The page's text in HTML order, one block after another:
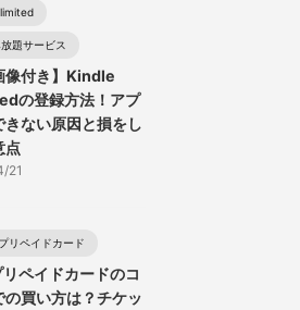
題サービス
像付き】Kindle
の登録方法！アプ
きない原因と損をし
点
21
リペイドカード
ペイドカードのコ
の買い方は？チケッ